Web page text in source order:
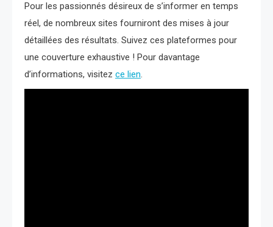
Pour les passionnés désireux de s’informer en temps
réel, de nombreux sites fourniront des mises à jour
détaillées des résultats. Suivez ces plateformes pour
une couverture exhaustive ! Pour davantage
d’informations, visitez ce lien.